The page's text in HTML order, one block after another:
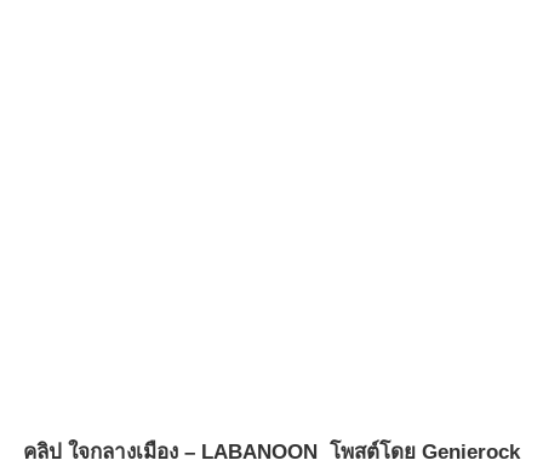
คลิป ใจกลางเมือง – LABANOON โพสต์โดย Genierock